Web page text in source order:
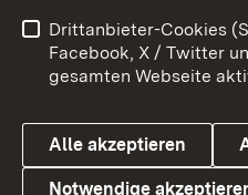
Barrierefreiheit
Cookies
Drittanbieter-Cookies
Facebook, X / Twitter
gesamten Webseite
Alle akzeptieren
Notwendige